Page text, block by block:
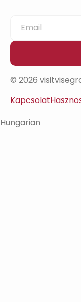
© 2026
Kapcsolat
Hungarian